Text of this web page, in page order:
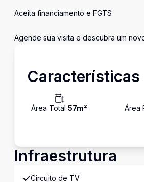
Aceita financiamento e FGTS
Agende sua visita e descubra um
Características
Área Total 57m² Área
Infraestrutura
Circuito de TV